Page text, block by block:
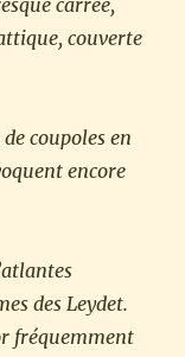
carrée,
couverte
coupoles en
encore
des Leydet.
fréquemment